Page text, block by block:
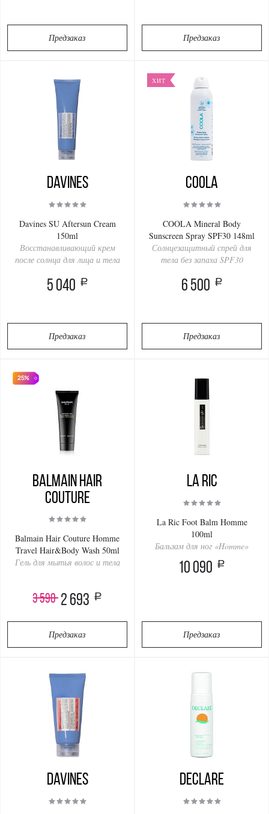
Предзаказ Предзаказ
Davines
Davines SU Aftersun Cream
150ml
Восстанавливающий крем
после солнца для лица и тела
5 040 a
Предзаказ
ХИТ
COOLA
COOLA Mineral Body
Sunscreen Spray SPF30 148ml
Солнцезащитный спрей для
тела без запаха SPF30
6 500 a
Предзаказ
25%
Balmain Hair
Couture
Balmain Hair Couture Homme
Travel Hair&Body Wash 50ml
Гель для мытья волос и тела
3 590 2 693 a
Предзаказ
La Ric
La Ric Foot Balm Homme
100ml
Бальзам для ног «Homme»
10 090 a
Предзаказ
Davines Declare